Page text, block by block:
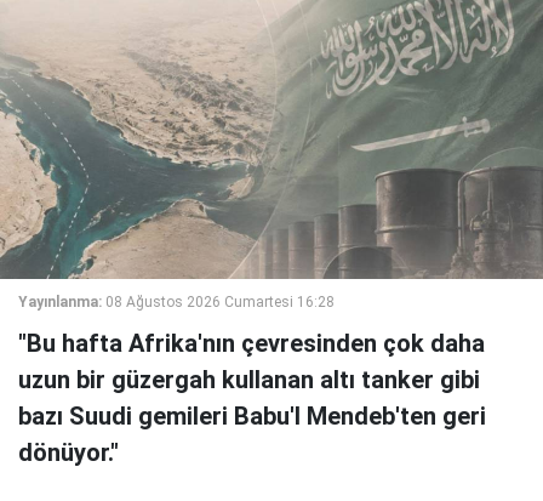
Yayınlanma: 08 Ağustos 2026 Cumartesi 16:28
"Bu hafta Afrika'nın çevresinden çok daha
uzun bir güzergah kullanan altı tanker gibi
bazı Suudi gemileri Babu'l Mendeb'ten geri
dönüyor."